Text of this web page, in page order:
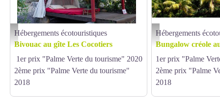
PNG - P L Delescluse - Espace Bivouac
Hébergements écotouristiques
Bivouac au gîte Les Cocotiers
1er prix "Palme Verte du tourisme" 2020
2ème prix "Palme Verte du tourisme"
2018
Anne Marty - Gîte Les
Hébergements
Bungalow créole
1er prix "Palme
2ème prix "Palme
2018